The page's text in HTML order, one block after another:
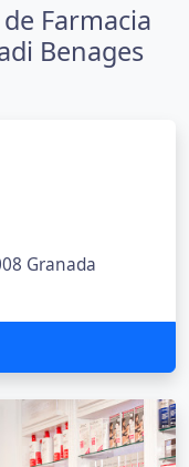
Farmacia
Benages
Granada